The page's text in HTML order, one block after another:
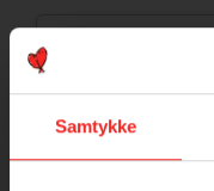
Samtykke